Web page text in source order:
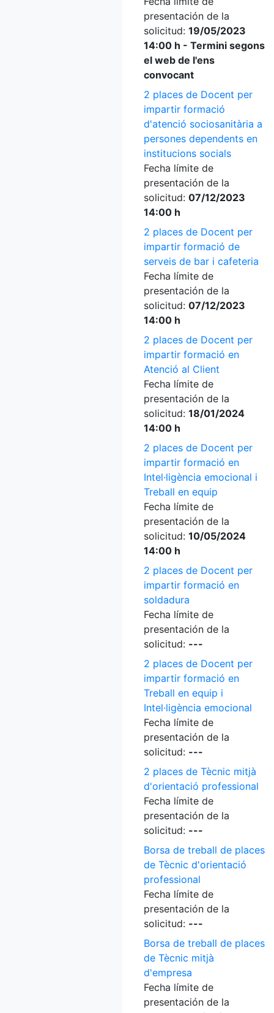
presentación de la
solicitud: 19/05/2023
14:00 h - Termini segons
el web de l'ens
convocant
2 places de Docent per
impartir formació
d'atenció sociosanitària a
persones dependents en
institucions socials
Fecha límite de
presentación de la
solicitud: 07/12/2023
14:00 h
2 places de Docent per
impartir formació de
serveis de bar i cafeteria
Fecha límite de
presentación de la
solicitud: 07/12/2023
14:00 h
2 places de Docent per
impartir formació en
Atenció al Client
Fecha límite de
presentación de la
solicitud: 18/01/2024
14:00 h
2 places de Docent per
impartir formació en
Intel·ligència emocional i
Treball en equip
Fecha límite de
presentación de la
solicitud: 10/05/2024
14:00 h
2 places de Docent per
impartir formació en
soldadura
Fecha límite de
presentación de la
solicitud: ---
2 places de Docent per
impartir formació en
Treball en equip i
Intel·ligència emocional
Fecha límite de
presentación de la
solicitud: ---
2 places de Tècnic mitjà
d'orientació professional
Fecha límite de
presentación de la
solicitud: ---
Borsa de treball de places
de Tècnic d'orientació
professional
Fecha límite de
presentación de la
solicitud: ---
Borsa de treball de places
de Tècnic mitjà
d'empresa
Fecha límite de
presentación de la